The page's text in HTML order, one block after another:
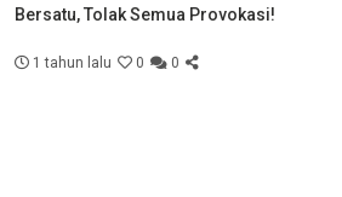
Bersatu, Tolak Semua Provokasi!
1 tahun lalu 0 0